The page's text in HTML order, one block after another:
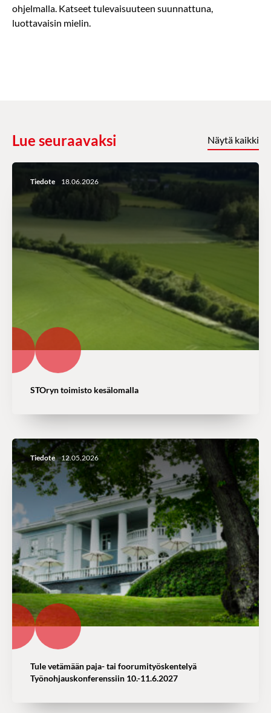
ohjelmalla. Katseet tulevaisuuteen suunnattuna,
luottavaisin mielin.
Lue seuraavaksi Näytä kaikki
Tiedote 18.06.2026
STOryn toimisto kesälomalla
Tiedote 12.05.2026
Tule vetämään paja- tai foorumityöskentelyä
Työnohjauskonferenssiin 10.-11.6.2027